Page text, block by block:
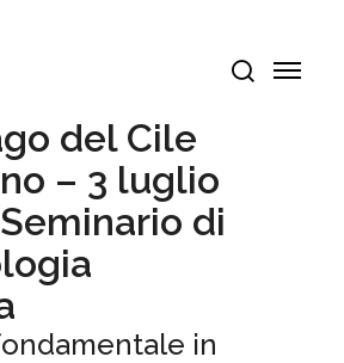
cerca
Menu
del Cile
– 3 luglio
di
in